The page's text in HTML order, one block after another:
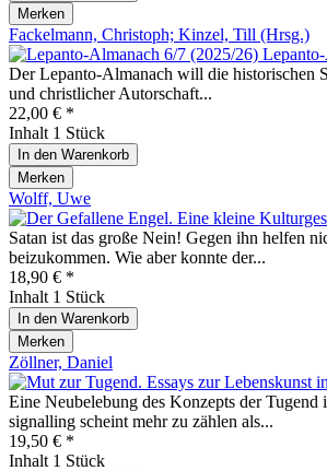
Merken
Fackelmann, Christoph; Kinzel, Till (Hrsg.)
Der Lepanto-Almanach will die historischen
und christlicher Autorschaft...
22,00 € *
Inhalt 1 Stück
In den Warenkorb
Merken
Wolff, Uwe
Satan ist das große Nein! Gegen ihn helfen
beizukommen. Wie aber konnte der...
18,90 € *
Inhalt 1 Stück
In den Warenkorb
Merken
Zöllner, Daniel
Eine Neubelebung des Konzepts der
signalling scheint mehr zu zählen als...
19,50 € *
Inhalt 1 Stück